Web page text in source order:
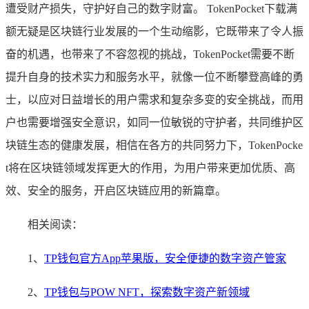
遭受财产损失，守护好自己的数字财富。 TokenPocket下载满
额无疑是区块链行业发展的一个生动缩影，它既带来了令人振
奋的机遇，也带来了不容忽视的挑战，TokenPocket需要不断
提升自身的技术实力和服务水平，就像一位不断攀登高峰的勇
士，以应对日益增长的用户需求和复杂多变的安全挑战，而用
户也需要增强安全意识，如同一位敏锐的守护者，共同维护区
块链生态的健康发展，相信在各方的共同努力下，TokenPocke
t将在区块链领域发挥更大的作用，为用户带来更加优质、高
效、安全的服务，开启区块链应用的新篇章。
相关阅读：
1、 TP钱包官方App苹果版，安全便捷的数字资产管家
2、 TP钱包与POW NFT，探索数字资产新领域